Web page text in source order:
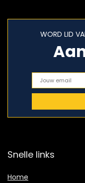
WORD LID
Snelle links
Home